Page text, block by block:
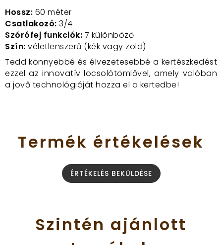
Hossz: 60 méter
Csatlakozó: 3/4
Szórófej funkciók: 7 különböző
Szín: véletlenszerű (kék vagy zöld)
Tedd könnyebbé és élvezetesebbé a kertészkedést
ezzel az innovatív locsolótömlővel, amely valóban
a jövő technológiáját hozza el a kertedbe!
Termék értékelések
ÉRTÉKELÉS BEKÜLDÉSE
Szintén ajánlott